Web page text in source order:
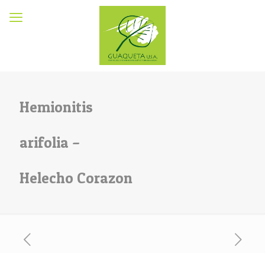
Hemionitis
arifolia –
Helecho Corazon